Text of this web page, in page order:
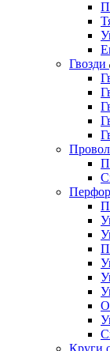
Гвозди
Круги